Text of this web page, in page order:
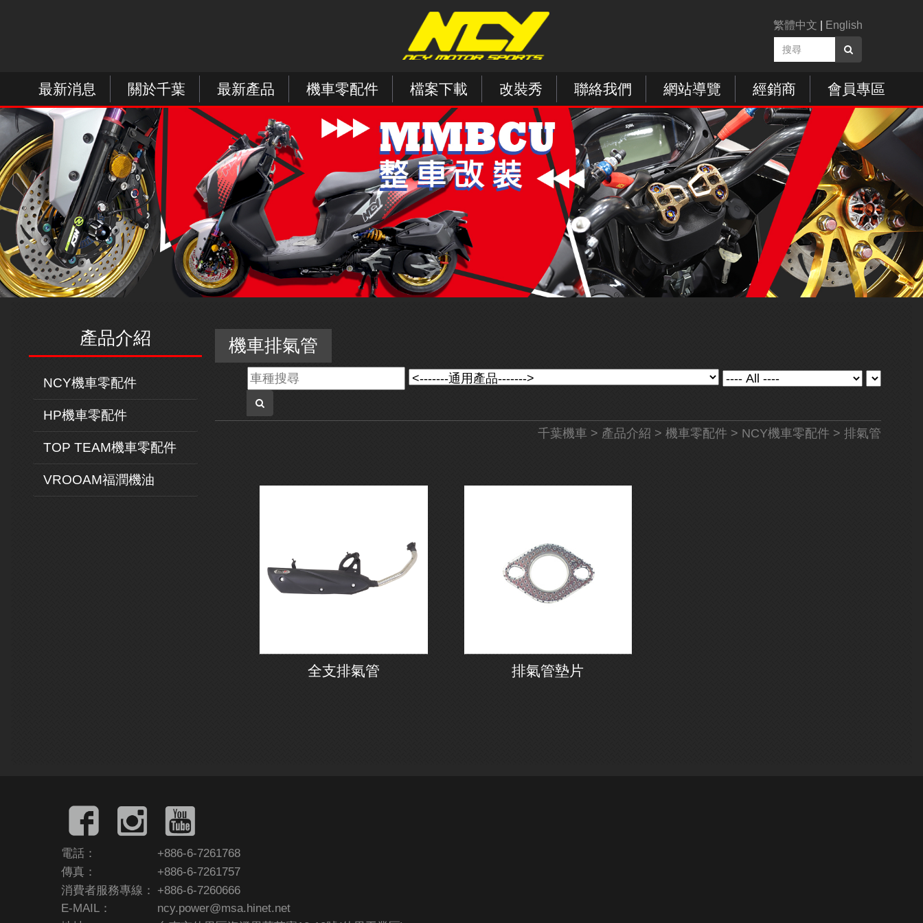
繁體中文 English
最新消息 關於千葉 最新產品 機車零配件 檔案下載 改裝秀 聯絡我們 網站導覽 經銷商 會員專區
產品介紹
NCY機車零配件
HP機車零配件
TOP TEAM機車零配件
VROOAM福潤機油
機車排氣管
千葉機車 > 產品介紹 > 機車零配件 > NCY機車零配件 > 排氣管
全支排氣管 排氣管墊片
電話：
+886-6-7261768
傳真：
+886-6-7261757
消費者服務專線：
+886-6-7260666
E-MAIL：
ncy.power@msa.hinet.net